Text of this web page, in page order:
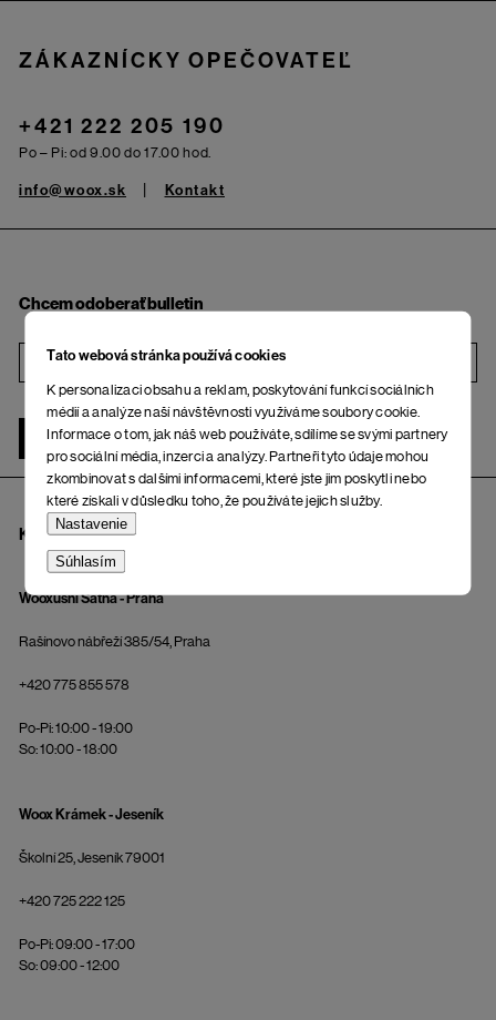
Tato webová stránka používá cookies
K personalizaci obsahu a reklam, poskytování funkcí sociálních
médií a analýze naší návštěvnosti využíváme soubory cookie.
Informace o tom, jak náš web používáte, sdílíme se svými partnery
pro sociální média, inzerci a analýzy. Partneři tyto údaje mohou
zkombinovat s dalšími informacemi, které jste jim poskytli nebo
které získali v důsledku toho, že používáte jejich služby.
Nastavenie
Súhlasím
ZÁKAZNÍCKY OPEČOVATEĽ
+421 222 205 190
Po – Pi: od 9.00 do 17.00 hod.
info@woox.sk Kontakt
Chcem odoberať bulletin
ŽENA MUŽ
KAMENNÉ PREDAJNE A OSOBNÝ ODBER
Wooxusní Šatňa - Praha
Rašínovo nábřeží 385/54, Praha
+420 775 855 578
Po-Pi: 10:00 - 19:00
So: 10:00 - 18:00
Woox Krámek - Jeseník
Školní 25, Jeseník 79001
+420 725 222 125
Po-Pi: 09:00 - 17:00
So: 09:00 - 12:00